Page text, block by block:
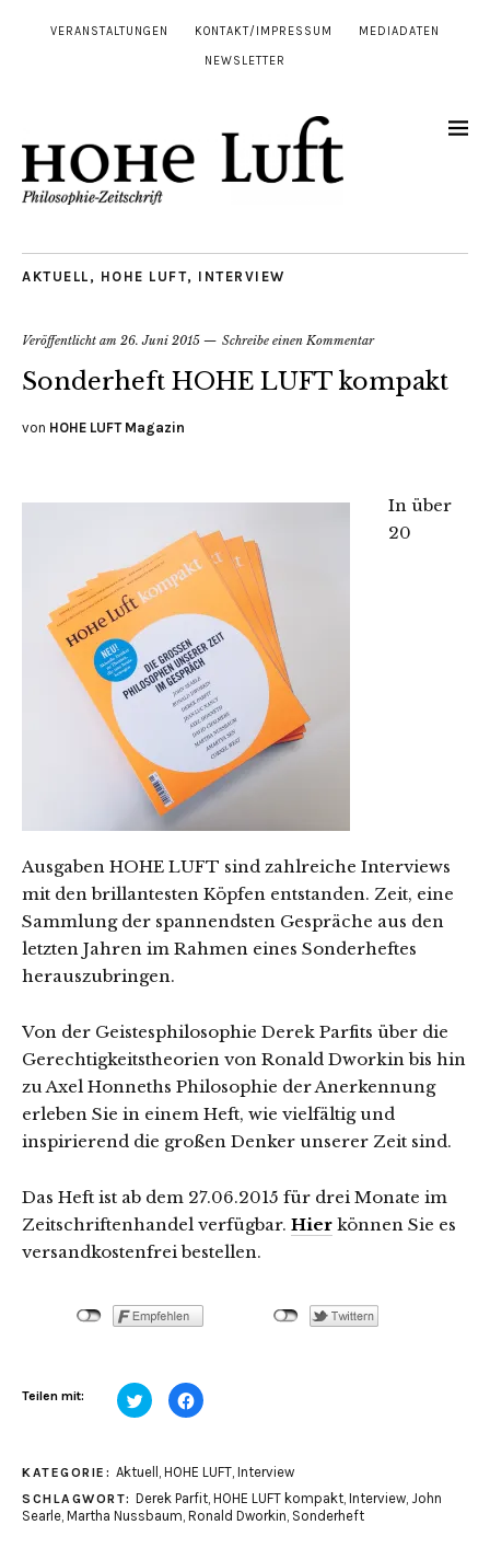
VERANSTALTUNGEN KONTAKT/IMPRESSUM MEDIADATEN
NEWSLETTER
AKTUELL , HOHE LUFT, INTERVIEW
Veröffentlicht am 26. Juni 2015 Schreibe einen Kommentar
Sonderheft HOHE LUFT kompakt
von HOHE LUFT Magazin
In über
20
Ausgaben HOHE LUFT sind zahlreiche Interviews
mit den brillantesten Köpfen entstanden. Zeit, eine
Sammlung der spannendsten Gespräche aus den
letzten Jahren im Rahmen eines Sonderheftes
herauszubringen.
Von der Geistesphilosophie Derek Parfits über die
Gerechtigkeitstheorien von Ronald Dworkin bis hin
zu Axel Honneths Philosophie der Anerkennung
erleben Sie in einem Heft, wie vielfältig und
inspirierend die großen Denker unserer Zeit sind.
Das Heft ist ab dem 27.06.2015 für drei Monate im
Zeitschriftenhandel verfügbar. Hier können Sie es
versandkostenfrei bestellen.
Teilen mit: Klick,
um
teilen
(Wird
neuem
Fenster
geöffnet)
Klick,
um
(Wird
in
neuem
Fenster
KATEGORIE: Aktuell HOHE LUFT, Interview
SCHLAGWORT: Derek Parfit HOHE LUFT kompakt Interview John
Searle Martha Nussbaum Ronald Dworkin Sonderheft